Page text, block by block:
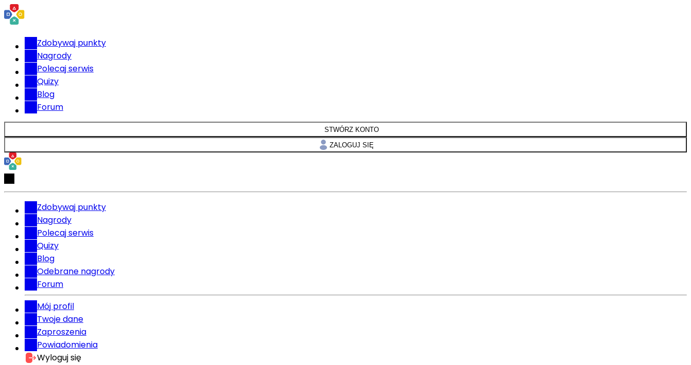
Zdobywaj punkty
Nagrody
Polecaj serwis
Quizy
Blog
Forum
STWÓRZ KONTO
ZALOGUJ SIĘ
Zdobywaj punkty
Nagrody
Polecaj serwis
Quizy
Blog
Odebrane nagrody
Forum
Mój profil
Twoje dane
Zaproszenia
Powiadomienia
Wyloguj się